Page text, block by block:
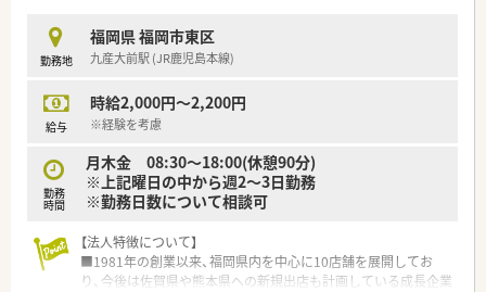
勤務地
福岡県 福岡市東区
九産大前駅 (JR鹿児島本線)
給与
時給2,000円～2,200円
※経験を考慮
勤務
時間
月木金 08:30～18:00(休憩90分)
※上記曜日の中から週2～3日勤務
※勤務日数について相談可
【法人特徴について】
■1981年の創業以来、福岡県内を中心に10店舗を展開してお
り、今後は佐賀県や熊本県への新規出店も計画している成長企業